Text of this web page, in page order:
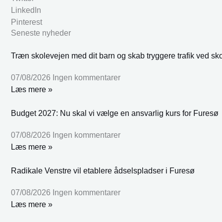
LinkedIn
Pinterest
Seneste nyheder
Træn skolevejen med dit barn og skab tryggere trafik ved
07/08/2026 Ingen kommentarer
Læs mere »
Budget 2027: Nu skal vi vælge en ansvarlig kurs for Furesø
07/08/2026 Ingen kommentarer
Læs mere »
Radikale Venstre vil etablere ådselspladser i Furesø
07/08/2026 Ingen kommentarer
Læs mere »